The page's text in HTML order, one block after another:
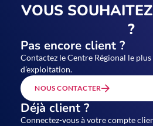
VOUS
?
Pas encore client ?
Contactez le Centre Régional le
d’exploitation.
NOUS CONTACTER
Déjà client ?
Connectez-vous à votre compte